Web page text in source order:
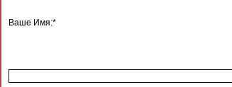
Ваше Имя:*